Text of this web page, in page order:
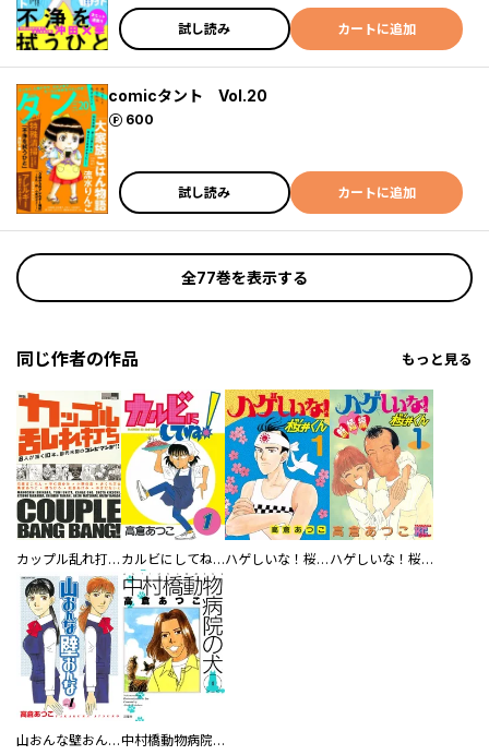
試し読み カートに追加
comicタント Vol.20
600
ポイント
試し読み カートに追加
全77巻を表示する
同じ作者の作品 もっと見る
カップル乱れ打ち カルビにしてね！ ハゲしいな！桜井くん ハゲしいな！桜井くん 新婚編
山おんな壁おんな 中村橋動物病院の犬